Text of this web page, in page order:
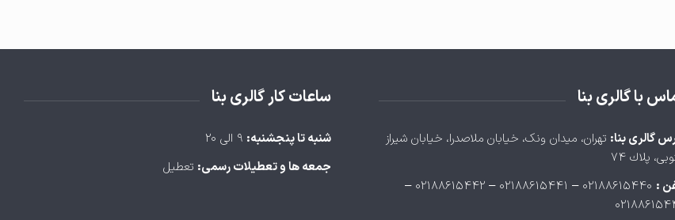
با گالری بنا
گالری بنا: تهران، ميدان ونک، خيابان ملاصدرا، خيابان شيراز
پلاك ۷۴
:
۰۲۱۸۸۶۱۵۴۴۰ – ۰۲۱۸۸۶۱۵۴۴۱ – ۰۲۱۸۸۶۱۵۴۴۲ –
ساعات کار گالری بنا
شنبه تا پنجشنبه:
جمعه ها و تعطیلات رسمی: تعطیل